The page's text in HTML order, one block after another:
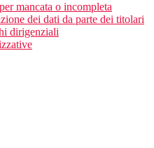
mancata o incompleta
dei dati da parte dei titolari
dirigenziali